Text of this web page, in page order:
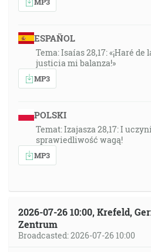
ESPAÑOL
Tema: Isaías 28,17: «¡Haré
justicia mi balanza!»
MP3
POLSKI
Temat: Izajasza 28,17: I
sprawiedliwość wagą!
MP3
2026-07-26 10:00, Krefeld,
Zentrum
Broadcasted: 2026-07-26 10:00